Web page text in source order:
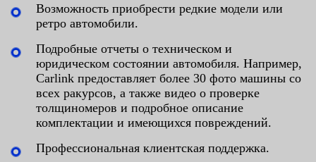
Возможность приобрести редкие модели или
ретро автомобили.
Подробные отчеты о техническом и
юридическом состоянии автомобиля. Например,
Carlink предоставляет более 30 фото машины со
всех ракурсов, а также видео о проверке
толщиномеров и подробное описание
комплектации и имеющихся повреждений.
Профессиональная клиентская поддержка.